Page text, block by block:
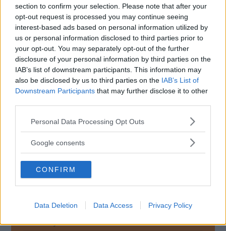
section to confirm your selection. Please note that after your
opt-out request is processed you may continue seeing
interest-based ads based on personal information utilized by
us or personal information disclosed to third parties prior to
your opt-out. You may separately opt-out of the further
disclosure of your personal information by third parties on the
IAB’s list of downstream participants. This information may
also be disclosed by us to third parties on the IAB’s List of
Downstream Participants that may further disclose it to other
Please note that this website/app uses one or more Google
not limited to your visit or usage behaviour. You may click to
use your data for below specified purposes in below Google
consent section.
Personal Data Processing Opt Outs
Google consents
CONFIRM
Data Deletion Data Access Privacy Policy
Under de kommande åren ska även ID.3, ID.4, ID.5 och
ID.7 flyttas över från dagens MEB-plattform till MEB+ i
samband med att de ansiktslyfts.
En av de viktigastenyheterna är att elbilarna då får stöd
för så kallade LFP-batterier. De är billigare än dagens
NCM-batterier.
– Det kommer bli ett stort steg framåt när det gäller
kostnaden för oss. Det är väldigt viktigt, och även när det
gäller prestandan, säger Thomas Schäfer till
Autocar.
Vid sidan av MEB+ utvecklar Volkswagen också
plattformen SSPsom blivit försenad.
ELBILAR
Få vårt nyhetsbrev utan kostnad